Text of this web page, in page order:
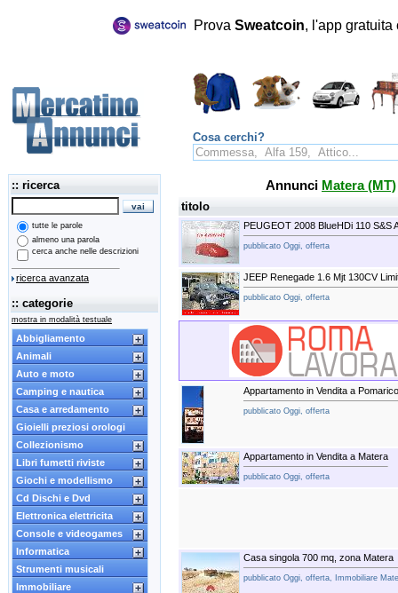
Prova Sweatcoin, l'app
Cosa cerchi?
:: ricerca
tutte le parole
almeno una parola
cerca anche nelle descrizioni
ricerca avanzata
:: categorie
mostra in modalità testuale
Abbigliamento
Animali
Auto e moto
Camping e nautica
Casa e arredamento
Gioielli preziosi orologi
Collezionismo
Libri fumetti riviste
Giochi e modellismo
Cd Dischi e Dvd
Elettronica elettricita
Console e videogames
Informatica
Strumenti musicali
Immobiliare
Annunci Matera (MT)
titolo
PEUGEOT 2008 BlueHDi 110 S&S
pubblicato Oggi, offerta
JEEP Renegade 1.6 Mjt 130CV
pubblicato Oggi, offerta
Appartamento in Vendita a Pomarico
pubblicato Oggi, offerta
Appartamento in Vendita a Matera
pubblicato Oggi, offerta
Casa singola 700 mq, zona Matera
pubblicato Oggi, offerta, Immobiliare